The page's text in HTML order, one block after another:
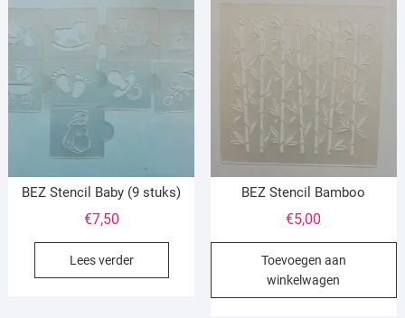
BEZ Stencil Baby (9 stuks)
€7,50
Lees verder
BEZ Stencil Bamboo
€5,00
Toevoegen aan
winkelwagen